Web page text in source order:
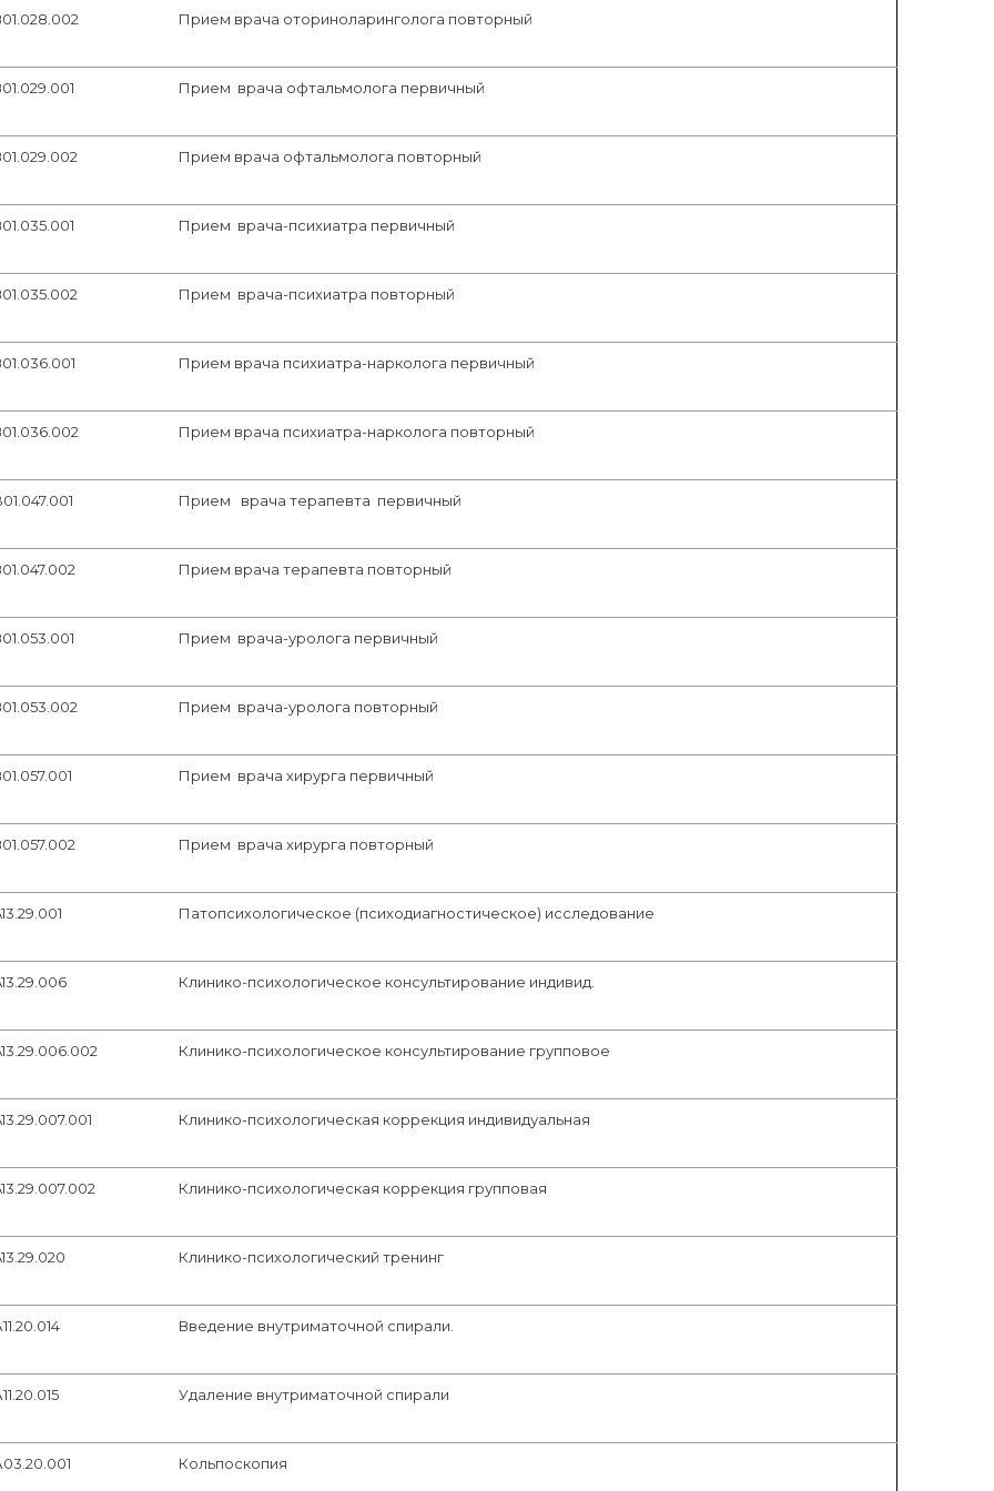
Прием врача оториноларинголога повторный
Прием врача офтальмолога первичный
Прием врача офтальмолога повторный
Прием врача-психиатра первичный
Прием врача-психиатра повторный
Прием врача психиатра-нарколога первичный
Прием врача психиатра-нарколога повторный
Прием врача терапевта первичный
Прием врача терапевта повторный
Прием врача-уролога первичный
Прием врача-уролога повторный
Прием врача хирурга первичный
Прием врача хирурга повторный
Патопсихологическое (психодиагностическое) исследование
Клинико-психологическое консультирование индивид.
Клинико-психологическое консультирование групповое
Клинико-психологическая коррекция индивидуальная
Клинико-психологическая коррекция групповая
Клинико-психологический тренинг
Введение внутриматочной спирали.
Удаление внутриматочной спирали
Кольпоскопия